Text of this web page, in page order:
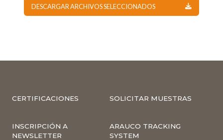
DESCARGAR ARCHIVOS SELECCIONADOS
CERTIFICACIONES SOLICITAR MUESTRAS
INSCRIPCIÓN A
NEWSLETTER
ARAUCO TRACKING
SYSTEM